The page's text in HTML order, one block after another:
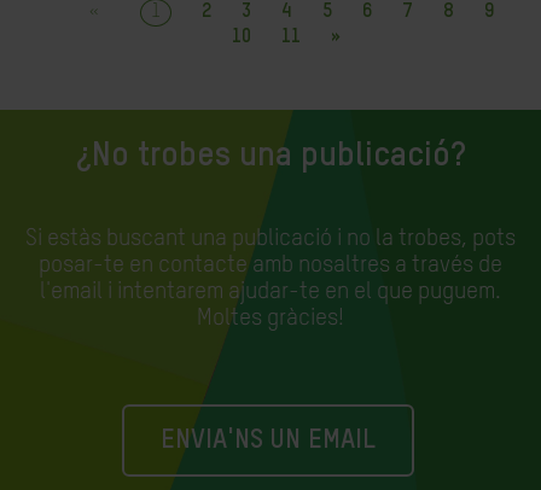
« 1 2 3 4 5 6 7 8
9
10
11 »
¿No trobes una publicació?
Si estàs buscant una publicació i no la trobes, pots
posar-te en contacte amb nosaltres a través de
l'email i intentarem ajudar-te en el que puguem.
Moltes gràcies!
ENVIA'NS UN EMAIL